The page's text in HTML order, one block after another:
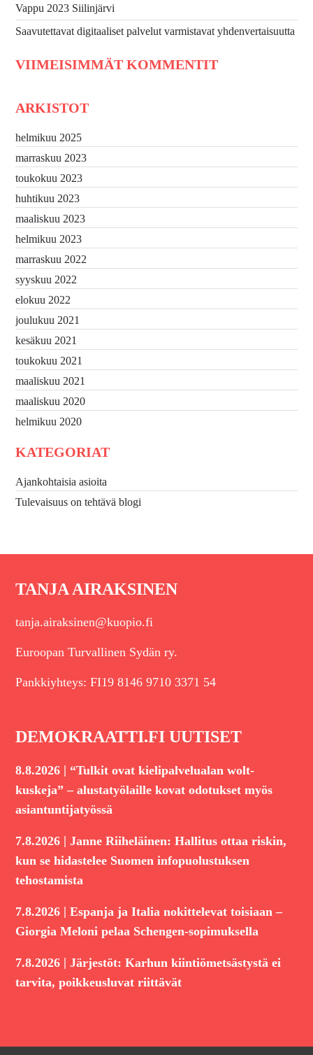
Vappu 2023 Siilinjärvi
Saavutettavat digitaaliset palvelut varmistavat yhdenvertaisuutta
VIIMEISIMMÄT KOMMENTIT
ARKISTOT
helmikuu 2025
marraskuu 2023
toukokuu 2023
huhtikuu 2023
maaliskuu 2023
helmikuu 2023
marraskuu 2022
syyskuu 2022
elokuu 2022
joulukuu 2021
kesäkuu 2021
toukokuu 2021
maaliskuu 2021
maaliskuu 2020
helmikuu 2020
KATEGORIAT
Ajankohtaisia asioita
Tulevaisuus on tehtävä blogi
TANJA AIRAKSINEN
tanja.airaksinen@kuopio.fi
Euroopan Turvallinen Sydän ry.
Pankkiyhteys: FI19 8146 9710 3371 54
DEMOKRAATTI.FI UUTISET
8.8.2026 | “Tulkit ovat kielipalvelualan wolt-
kuskeja” – alustatyölaille kovat odotukset myös
asiantuntijatyössä
7.8.2026 |Janne Riiheläinen: Hallitus ottaa riskin,
kun se hidastelee Suomen infopuolustuksen
tehostamista
7.8.2026 |Espanja ja Italia nokittelevat toisiaan –
Giorgia Meloni pelaa Schengen-sopimuksella
7.8.2026 |Järjestöt: Karhun kiintiömetsästystä ei
tarvita, poikkeusluvat riittävät